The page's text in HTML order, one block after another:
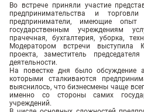
Во встрече приняли участие
предпринимательства и
предприниматели, имеющие
государственным учреждениям
прачечная, бухгалтерия, уборка,
Модератором встречи выступила
проекта, заместитель
деятельности.
На повестке дня было обсуждение
которыми сталкиваются
выяснилось, что бизнесмены чаще
именно со стороны самих
учреждений.